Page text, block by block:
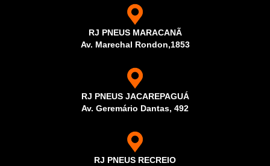
RJ PNEUS MARACANÃ
Av. Marechal Rondon,1853
RJ PNEUS JACAREPAGUÁ
Av. Geremário Dantas, 492
RJ PNEUS RECREIO